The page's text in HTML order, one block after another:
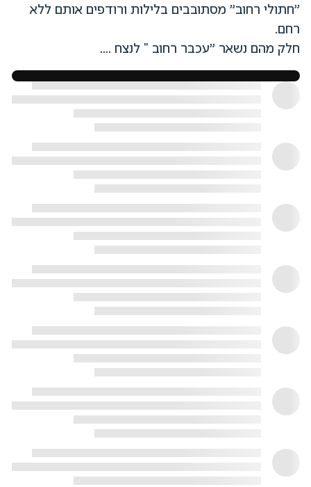
"חתולי רחוב" מסתובבים בלילות ורודפים אותם ללא
רחם.
חלק מהם נשאר "עכבר רחוב " לנצח ....